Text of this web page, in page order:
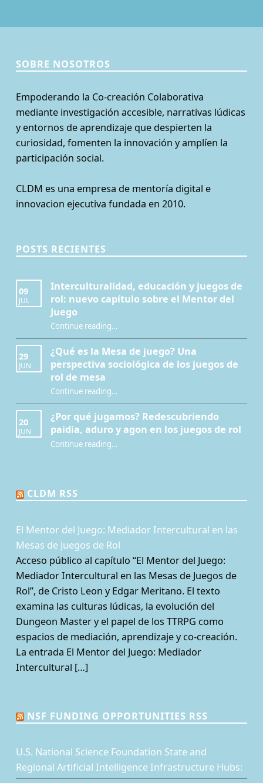
SOBRE NOSOTROS
Empoderando la Co-creación Colaborativa
mediante investigación accesible, narrativas lúdicas
y entornos de aprendizaje que despierten la
curiosidad, fomenten la innovación y amplíen la
participación social.
CLDM es una empresa de mentoría digital e
innovacion ejecutiva fundada en 2010.
POSTS RECIENTES
09
JUL
Interculturalidad, educación y juegos de
rol: nuevo capítulo sobre el Mentor del
Juego
Continue reading“Interculturalidad, educación y juegos de rol: nuevo capítulo sobre el Mentor del Juego”
…
29
JUN
¿Qué es la Mesa de juego? Una
perspectiva sociológica de los juegos de
rol de mesa
Continue reading“¿Qué es la Mesa de juego? Una perspectiva sociológica de los juegos de rol de mesa”
…
20
JUN
¿Por qué jugamos? Redescubriendo
paidia, aduro y agon en los juegos de rol
Continue reading“¿Por qué jugamos? Redescubriendo paidia, aduro y agon en los juegos de rol”
…
CLDM RSS
El Mentor del Juego: Mediador Intercultural en las
Mesas de Juegos de Rol
Acceso público al capítulo “El Mentor del Juego:
Mediador Intercultural en las Mesas de Juegos de
Rol”, de Cristo Leon y Edgar Meritano. El texto
examina las culturas lúdicas, la evolución del
Dungeon Master y el papel de los TTRPG como
espacios de mediación, aprendizaje y co-creación.
La entrada El Mentor del Juego: Mediador
Intercultural […]
NSF FUNDING OPPORTUNITIES RSS
U.S. National Science Foundation State and
Regional Artificial Intelligence Infrastructure Hubs: